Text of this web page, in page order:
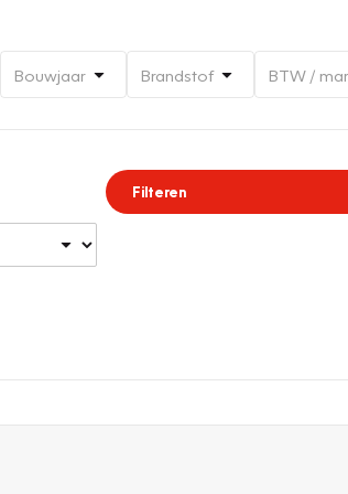
Bouwjaar Brandstof BTW /
Filteren